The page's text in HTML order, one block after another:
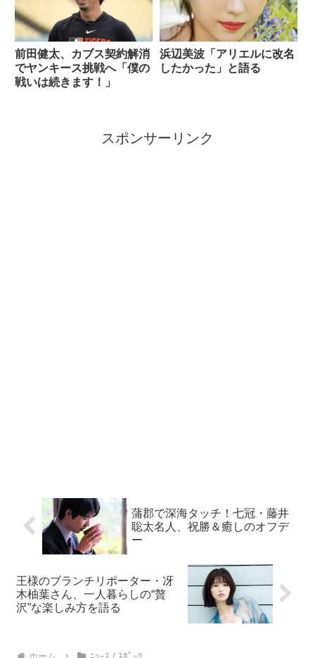
前田健太、カブス契約解消
でヤンキース挑戦へ「僕の
戦いは続きます！」
浜辺美波「アリエルに改名
したかった」と語る
スポンサーリンク
蒲郡で深海タッチ！七冠・藤井
聡太名人、祝勝＆癒しのオフデ
ー
王様のブランチリポーター・冴
木柚葉さん、一人暮らしの“贅
沢”な楽しみ方を語る